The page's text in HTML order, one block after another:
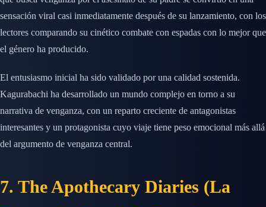
sensación viral casi inmediatamente después de su lanzamiento, con los
lectores comparando su cinético combate con espadas con lo mejor que
el género ha producido.
El entusiasmo inicial ha sido validado por una calidad sostenida.
Kagurabachi ha desarrollado un mundo complejo en torno a su
narrativa de venganza, con un reparto creciente de antagonistas
interesantes y un protagonista cuyo viaje tiene peso emocional más allá
del argumento de venganza central.
7. The Apothecary Diaries (La